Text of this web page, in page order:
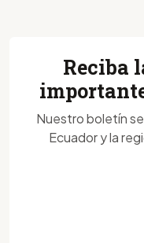
Reciba
Nuestro boletín
Ecuador y la